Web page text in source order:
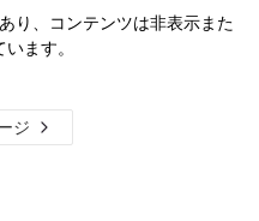
り、コンテンツは非表示また
ます。
ジ